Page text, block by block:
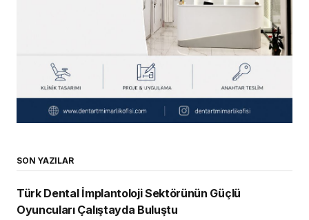
SON YAZILAR
Türk Dental İmplantoloji Sektörünün Güçlü
Oyuncuları Çalıştayda Buluştu